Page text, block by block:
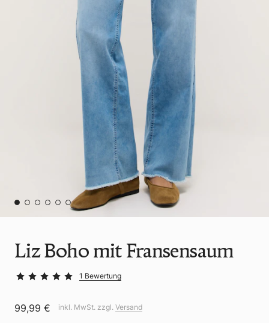
Liz Boho mit Fransensaum
1 Bewertung
99,99 € inkl. MwSt. zzgl. Versand